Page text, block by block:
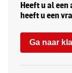
Heeft u al een
heeft u een
Ga naar